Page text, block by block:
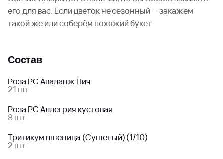
его для вас. Если цветок не сезонный — закажем
такой же или соберём похожий букет
Состав
Роза РС Аваланж Пич
21 шт
Роза РС Аллегрия кустовая
8 шт
Тритикум пшеница (Сушеный)(1/10)
2 шт